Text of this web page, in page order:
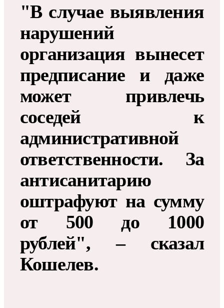
"В случае выявления
нарушений
организация вынесет
предписание и даже
может привлечь
соседей к
административной
ответственности. За
антисанитарию
оштрафуют на сумму
от 500 до 1000
рублей", – сказал
Кошелев.